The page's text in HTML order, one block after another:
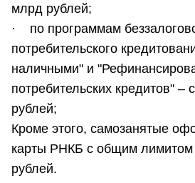
млрд рублей;
· по программам
потребительского
наличными" и
потребительских кредитов"
рублей;
Кроме этого, самозанятые
карты РНКБ с общим
рублей.